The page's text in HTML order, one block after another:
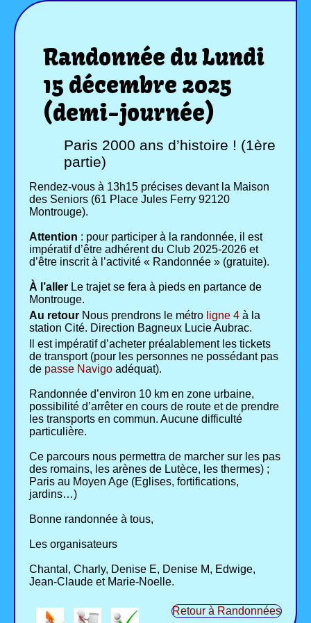
Randonnée du Lundi
15 décembre 2025
(demi-journée)
Paris 2000 ans d’histoire ! (1ère
partie)
Rendez-vous à 13h15 précises devant la Maison
des Seniors (61 Place Jules Ferry 92120
Montrouge).
Attention : pour participer à la randonnée, il est
impératif d’être adhérent du Club 2025-2026 et
d’être inscrit à l’activité « Randonnée » (gratuite).
À l’aller Le trajet se fera à pieds en partance de
Montrouge.
Au retour Nous prendrons le métro ligne 4 à la
station Cité. Direction Bagneux Lucie Aubrac.
Il est impératif d’acheter préalablement les tickets
de transport (pour les personnes ne possédant pas
de passe Navigo adéquat).
Randonnée d’environ 10 km en zone urbaine,
possibilité d’arrêter en cours de route et de prendre
les transports en commun. Aucune difficulté
particulière.
Ce parcours nous permettra de marcher sur les pas
des romains, les arènes de Lutèce, les thermes) ;
Paris au Moyen Age (Eglises, fortifications,
jardins…)
Bonne randonnée à tous,
Les organisateurs
Chantal, Charly, Denise E, Denise M, Edwige,
Jean-Claude et Marie-Noelle.
Retour à Randonnées